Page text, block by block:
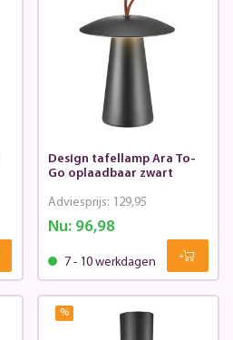
Design tafellamp Ara To-
Go oplaadbaar zwart
Nu: 96,98
Adviesprijs: 129,95
7 - 10 werkdagen
%